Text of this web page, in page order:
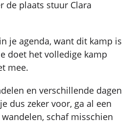
de plaats stuur Clara
je agenda, want dit kamp is
doet het volledige kamp
mee.
en verschillende dagen
dus zeker voor, ga al een
schaf misschien